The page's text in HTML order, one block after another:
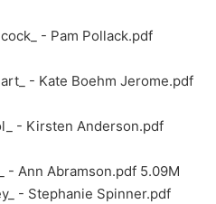
- Pam Pollack.pdf
- Kate Boehm Jerome.pdf
- Kirsten Anderson.pdf
- Ann Abramson.pdf 5.09M
- Stephanie Spinner.pdf